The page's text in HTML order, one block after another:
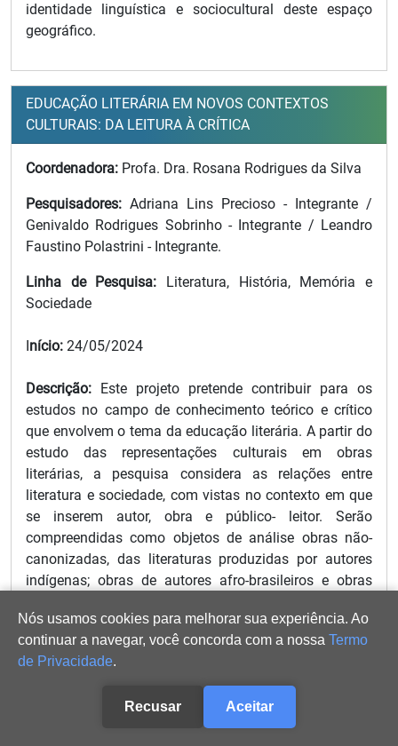
identidade linguística e sociocultural deste espaço
geográfico.
EDUCAÇÃO LITERÁRIA EM NOVOS CONTEXTOS
CULTURAIS: DA LEITURA À CRÍTICA
Coordenadora: Profa. Dra. Rosana Rodrigues da Silva
Pesquisadores: Adriana Lins Precioso - Integrante /
Genivaldo Rodrigues Sobrinho - Integrante / Leandro
Faustino Polastrini - Integrante.
Linha de Pesquisa: Literatura, História, Memória e
Sociedade
Início: 24/05/2024
Descrição: Este projeto pretende contribuir para os
estudos no campo de conhecimento teórico e crítico
que envolvem o tema da educação literária. A partir do
estudo das representações culturais em obras
literárias, a pesquisa considera as relações entre
literatura e sociedade, com vistas no contexto em que
se inserem autor, obra e público- leitor. Serão
compreendidas como objetos de análise obras não-
canonizadas, das literaturas produzidas por autores
indígenas; obras de autores afro-brasileiros e obras
de produção e circulação que possibilitem refletir
acerca dos conceitos de identidade e cultura. Por essa
abordagem, que inclui a diversidade cultural na
proposição de metodologias para o estudo da
literatura em sala de aula, pretende-se colaborar para a
educação literária de crianças e jovens leitores em
Nós usamos cookies para melhorar sua experiência. Ao
continuar a navegar, você concorda com a nossa Termo
de Privacidade.
Recusar Aceitar